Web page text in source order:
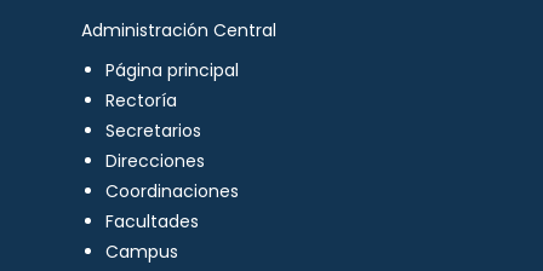
Administración Central
Página principal
Rectoría
Secretarios
Direcciones
Coordinaciones
Facultades
Campus